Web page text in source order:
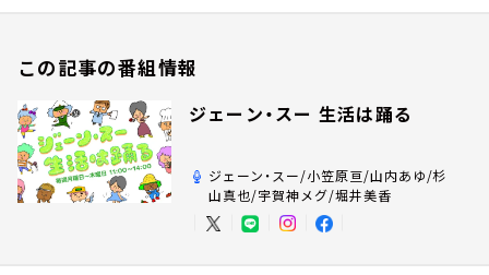
この記事の番組情報
ジェーン・スー 生活は踊る
ジェーン・スー/小笠原亘/山内あゆ/杉
山真也/宇賀神メグ/堀井美香